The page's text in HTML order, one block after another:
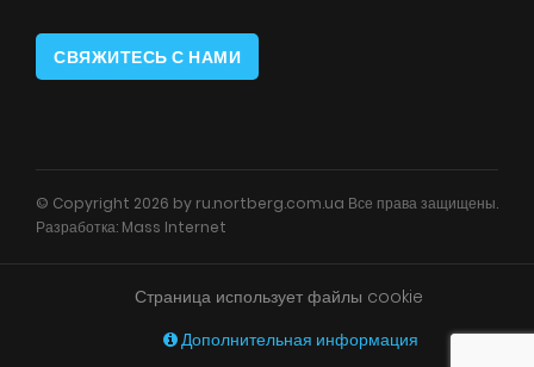
СВЯЖИТЕСЬ С НАМИ
© Copyright 2026 by ru.nortberg.com.ua Все права защищены.
Разработка: Mass Internet
Страница использует файлы cookie
Дополнительная информация